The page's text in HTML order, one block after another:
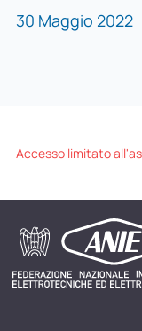
30 Maggio 2022
Accesso limitato